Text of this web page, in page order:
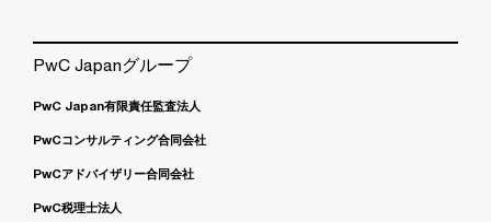
PwC Japanグループ
PwC Japan有限責任監査法人
PwCコンサルティング合同会社
PwCアドバイザリー合同会社
PwC税理士法人